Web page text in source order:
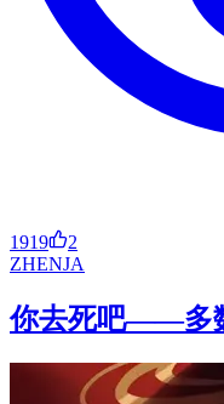
1919
2
ZHENJA
你去死吧——多